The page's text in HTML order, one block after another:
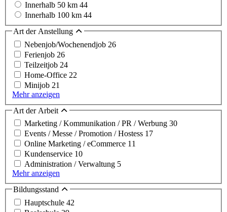
Innerhalb 50 km 44
Innerhalb 100 km 44
Art der Anstellung
Nebenjob/Wochenendjob 26
Ferienjob 26
Teilzeitjob 24
Home-Office 22
Minijob 21
Mehr anzeigen
Art der Arbeit
Marketing / Kommunikation / PR / Werbung 30
Events / Messe / Promotion / Hostess 17
Online Marketing / eCommerce 11
Kundenservice 10
Administration / Verwaltung 5
Mehr anzeigen
Bildungsstand
Hauptschule 42